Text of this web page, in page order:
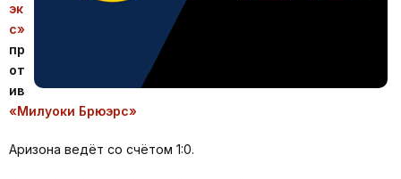
эк
с»
пр
от
ив
«Милуоки Брюэрс»
Аризона ведёт со счётом 1:0.